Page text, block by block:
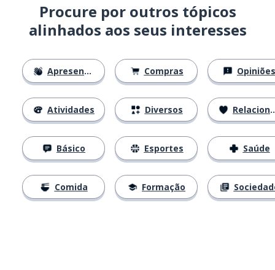
Procure por outros tópicos
alinhados aos seus interesses
Apresentações
Atividades
Básico
Comida
Compras
Diversos
Esportes
Formação
Opiniões
Relacionamentos
Saúde